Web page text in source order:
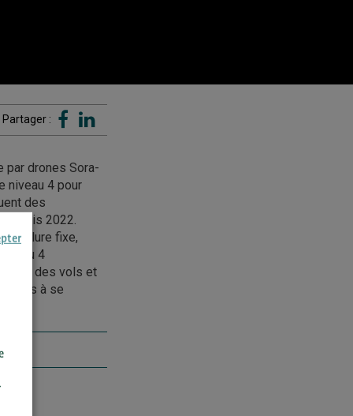
Partager :
par drones Sora-
niveau 4 pour
des
depuis 2022.
voilure fixe,
4
des vols et
à se